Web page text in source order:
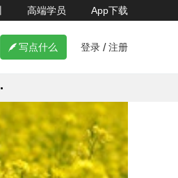
高端学员 App下载
 写点什么 登录 / 注册